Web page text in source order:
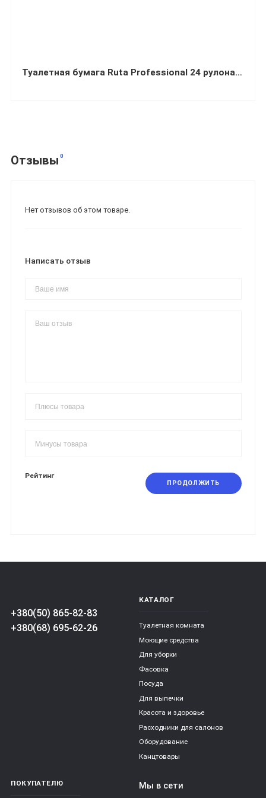
Туалетная бумага Ruta Professional 24 рулона в упаковке
Отзывы 0
Нет отзывов об этом товаре.
Написать отзыв
Рейтинг
ПРОДОЛЖИТЬ
+380(50) 865-82-83
+380(68) 695-62-26
КАТАЛОГ
Туалетная комната
Моющие средства
Для уборки
Фасовка
Посуда
Для выпечки
Красота и здоровье
Расходники для салонов
Оборудование
Канцтовары
ПОКУПАТЕЛЮ Мы в сети